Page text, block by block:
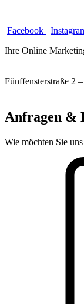
Facebook
Ihre Online
Fünffensterstraße 2
Anfragen &
Wie möchten Sie